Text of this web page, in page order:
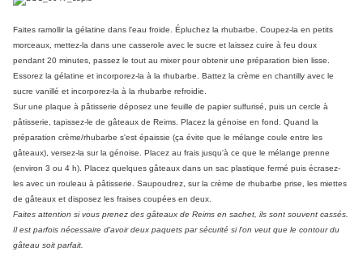
Faites ramollir la gélatine dans l'eau froide. Épluchez la rhubarbe. Coupez-la en petits
morceaux, mettez-la dans une casserole avec le sucre et laissez cuire à feu doux
pendant 20 minutes, passez le tout au mixer pour obtenir une préparation bien lisse.
Essorez la gélatine et incorporez-la à la rhubarbe. Battez la crème en chantilly avec le
sucre vanillé et incorporez-la à la rhubarbe refroidie.
Sur une plaque à pâtisserie déposez une feuille de papier sulfurisé, puis un cercle à
pâtisserie, tapissez-le de gâteaux de Reims. Placez la génoise en fond. Quand la
préparation crème/rhubarbe s'est épaissie (ça évite que le mélange coule entre les
gâteaux), versez-la sur la génoise. Placez au frais jusqu'à ce que le mélange prenne
(environ 3 ou 4 h). Placez quelques gâteaux dans un sac plastique fermé puis écrasez-
les avec un rouleau à pâtisserie. Saupoudrez, sur la crème de rhubarbe prise, les miettes
de gâteaux et disposez les fraises coupées en deux.
Faites attention si vous prenez des gâteaux de Reims en sachet, ils sont souvent cassés.
Il est parfois nécessaire d'avoir deux paquets par sécurité si l'on veut que le contour du
gâteau soit parfait.